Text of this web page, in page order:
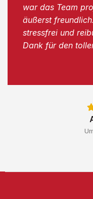
war das Team
äußerst
stressfrei und
Dank für den